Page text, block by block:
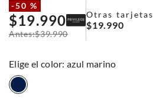
-50 %
$19.990
$39.990
Otras tarjetas
$19.990
: azul marino